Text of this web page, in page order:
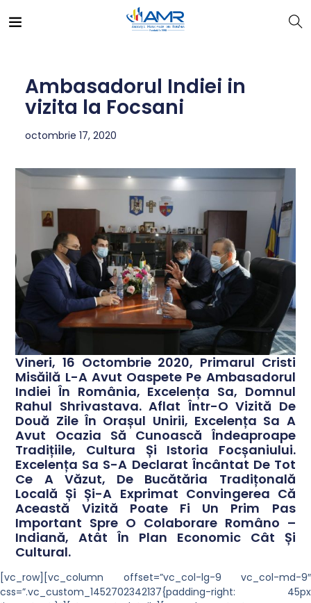
Ambasadorul Indiei in
vizita la Focsani
octombrie 17, 2020
Vineri, 16 Octombrie 2020, Primarul Cristi
Misăilă L-A Avut Oaspete Pe Ambasadorul
Indiei În România, Excelența Sa, Domnul
Rahul Shrivastava. Aflat Într-O Vizită De
Două Zile În Orașul Unirii, Excelența Sa A
Avut Ocazia Să Cunoască Îndeaproape
Tradițiile, Cultura Și Istoria Focșaniului.
Excelența Sa S-A Declarat Încântat De Tot
Ce A Văzut, De Bucătăria Tradițonală
Locală Și Și-A Exprimat Convingerea Că
Această Vizită Poate Fi Un Prim Pas
Important Spre O Colaborare Româno –
Indiană, Atât În Plan Economic Cât Și
Cultural.
[vc_row][vc_column offset=”vc_col-lg-9 vc_col-md-9″
css=”.vc_custom_1452702342137{padding-right: 45px